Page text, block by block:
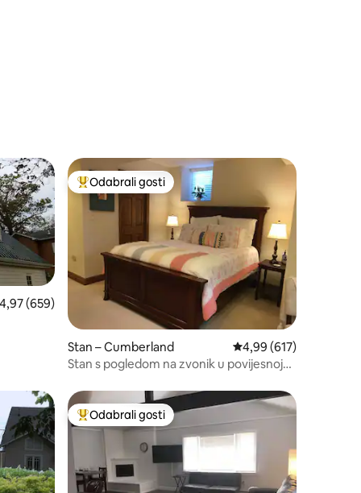
ocjena: 4,97/5, recenzija: 659
4,97 (659)
Među najviše rangiranima s oznakom „Odabrali gosti”
Odabrali gosti
Stan – Cumberland Prosječna ocjena:
4,99 (617)
Stan s pogledom na zvonik u povijesnoj
Među najviše rangiranima s oznakom „Odabrali gosti”
Odabrali gosti